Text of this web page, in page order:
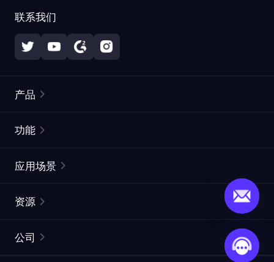
联系我们
产品
静态住宅代理
网页抓取 API
功能
ISP代理
ProxySite
应用场景
市场研究
资源
公司